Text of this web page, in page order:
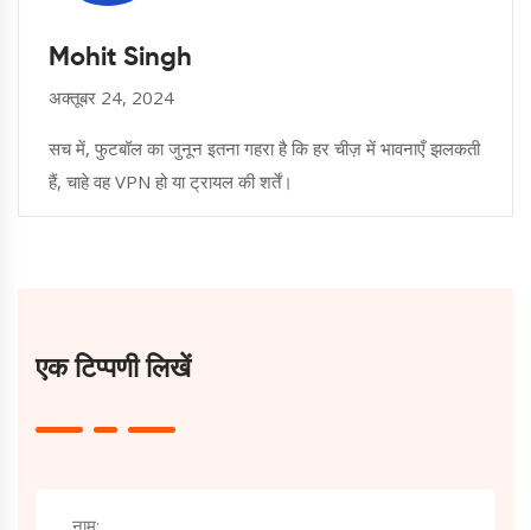
Mohit Singh
अक्तूबर 24, 2024
सच में, फुटबॉल का जुनून इतना गहरा है कि हर चीज़ में भावनाएँ झलकती
हैं, चाहे वह VPN हो या ट्रायल की शर्तें।
एक टिप्पणी लिखें